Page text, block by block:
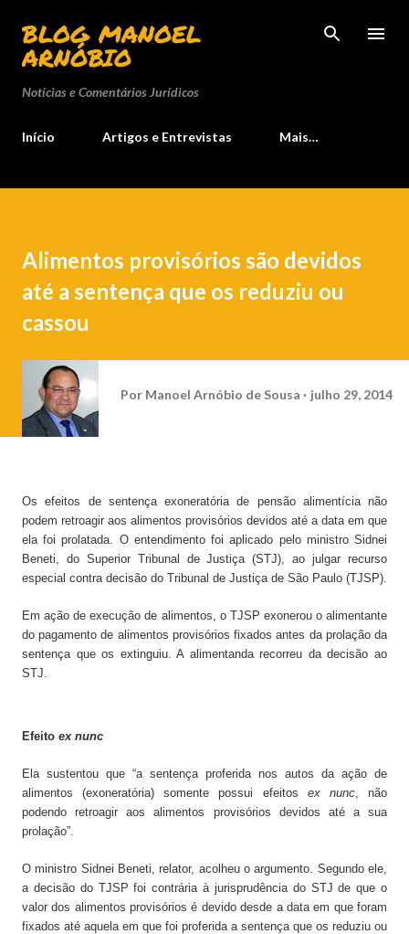
Pular para o conteúdo principal
BLOG MANOEL
ARNÓBIO
Notícias e Comentários Jurídicos
Início Artigos e Entrevistas Mais…
Alimentos provisórios são devidos
até a sentença que os reduziu ou
cassou
Por Manoel Arnóbio de Sousa julho 29, 2014
Os efeitos de sentença exoneratória de pensão alimentícia não
podem retroagir aos alimentos provisórios devidos até a data em que
ela foi prolatada. O entendimento foi aplicado pelo ministro Sidnei
Beneti, do Superior Tribunal de Justiça (STJ), ao julgar recurso
especial contra decisão do Tribunal de Justiça de São Paulo (TJSP).
Em ação de execução de alimentos, o TJSP exonerou o alimentante
do pagamento de alimentos provisórios fixados antes da prolação da
sentença que os extinguiu. A alimentanda recorreu da decisão ao
STJ.
Efeito ex nunc
Ela sustentou que “a sentença proferida nos autos da ação de
alimentos (exoneratória) somente possui efeitos ex nunc, não
podendo retroagir aos alimentos provisórios devidos até a sua
prolação”.
O ministro Sidnei Beneti, relator, acolheu o argumento. Segundo ele,
a decisão do TJSP foi contrária à jurisprudência do STJ de que o
valor dos alimentos provisórios é devido desde a data em que foram
fixados até aquela em que foi proferida a sentença que os reduziu ou